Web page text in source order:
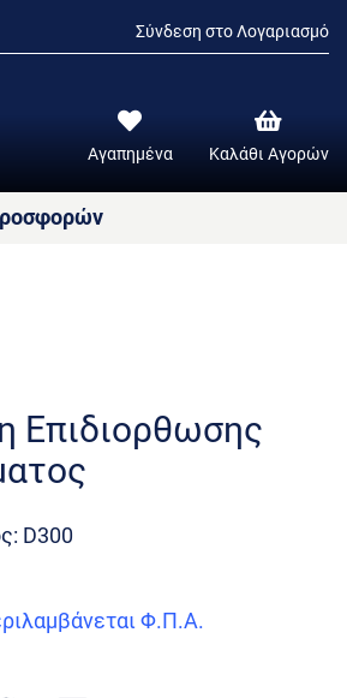
Σύνδεση στο Λογαριασμό
Αγαπημένα Καλάθι Αγορών
Επιδιορθωσης
D300
Φ.Π.Α.